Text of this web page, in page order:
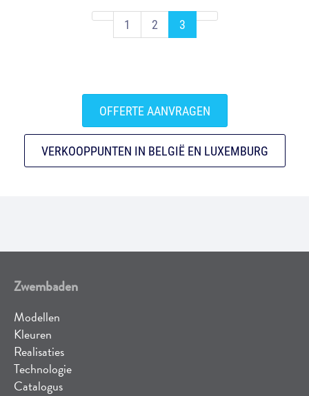
1 2 3(current)
OFFERTE AANVRAGEN
VERKOOPPUNTEN IN BELGIË EN LUXEMBURG
Zwembaden
Modellen
Kleuren
Realisaties
Technologie
Catalogus